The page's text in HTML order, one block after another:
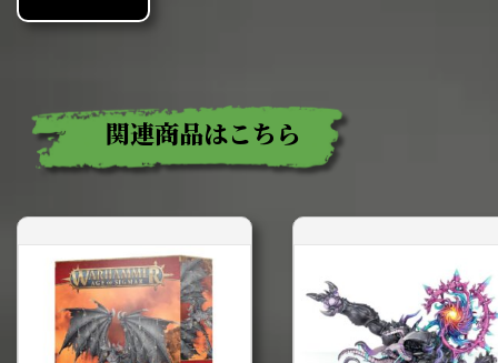
関連商品はこちら